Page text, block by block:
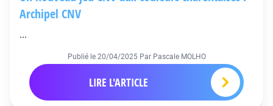
Archipel CNV
...
Publié le 20/04/2025 Par Pascale MOLHO
LIRE L'ARTICLE